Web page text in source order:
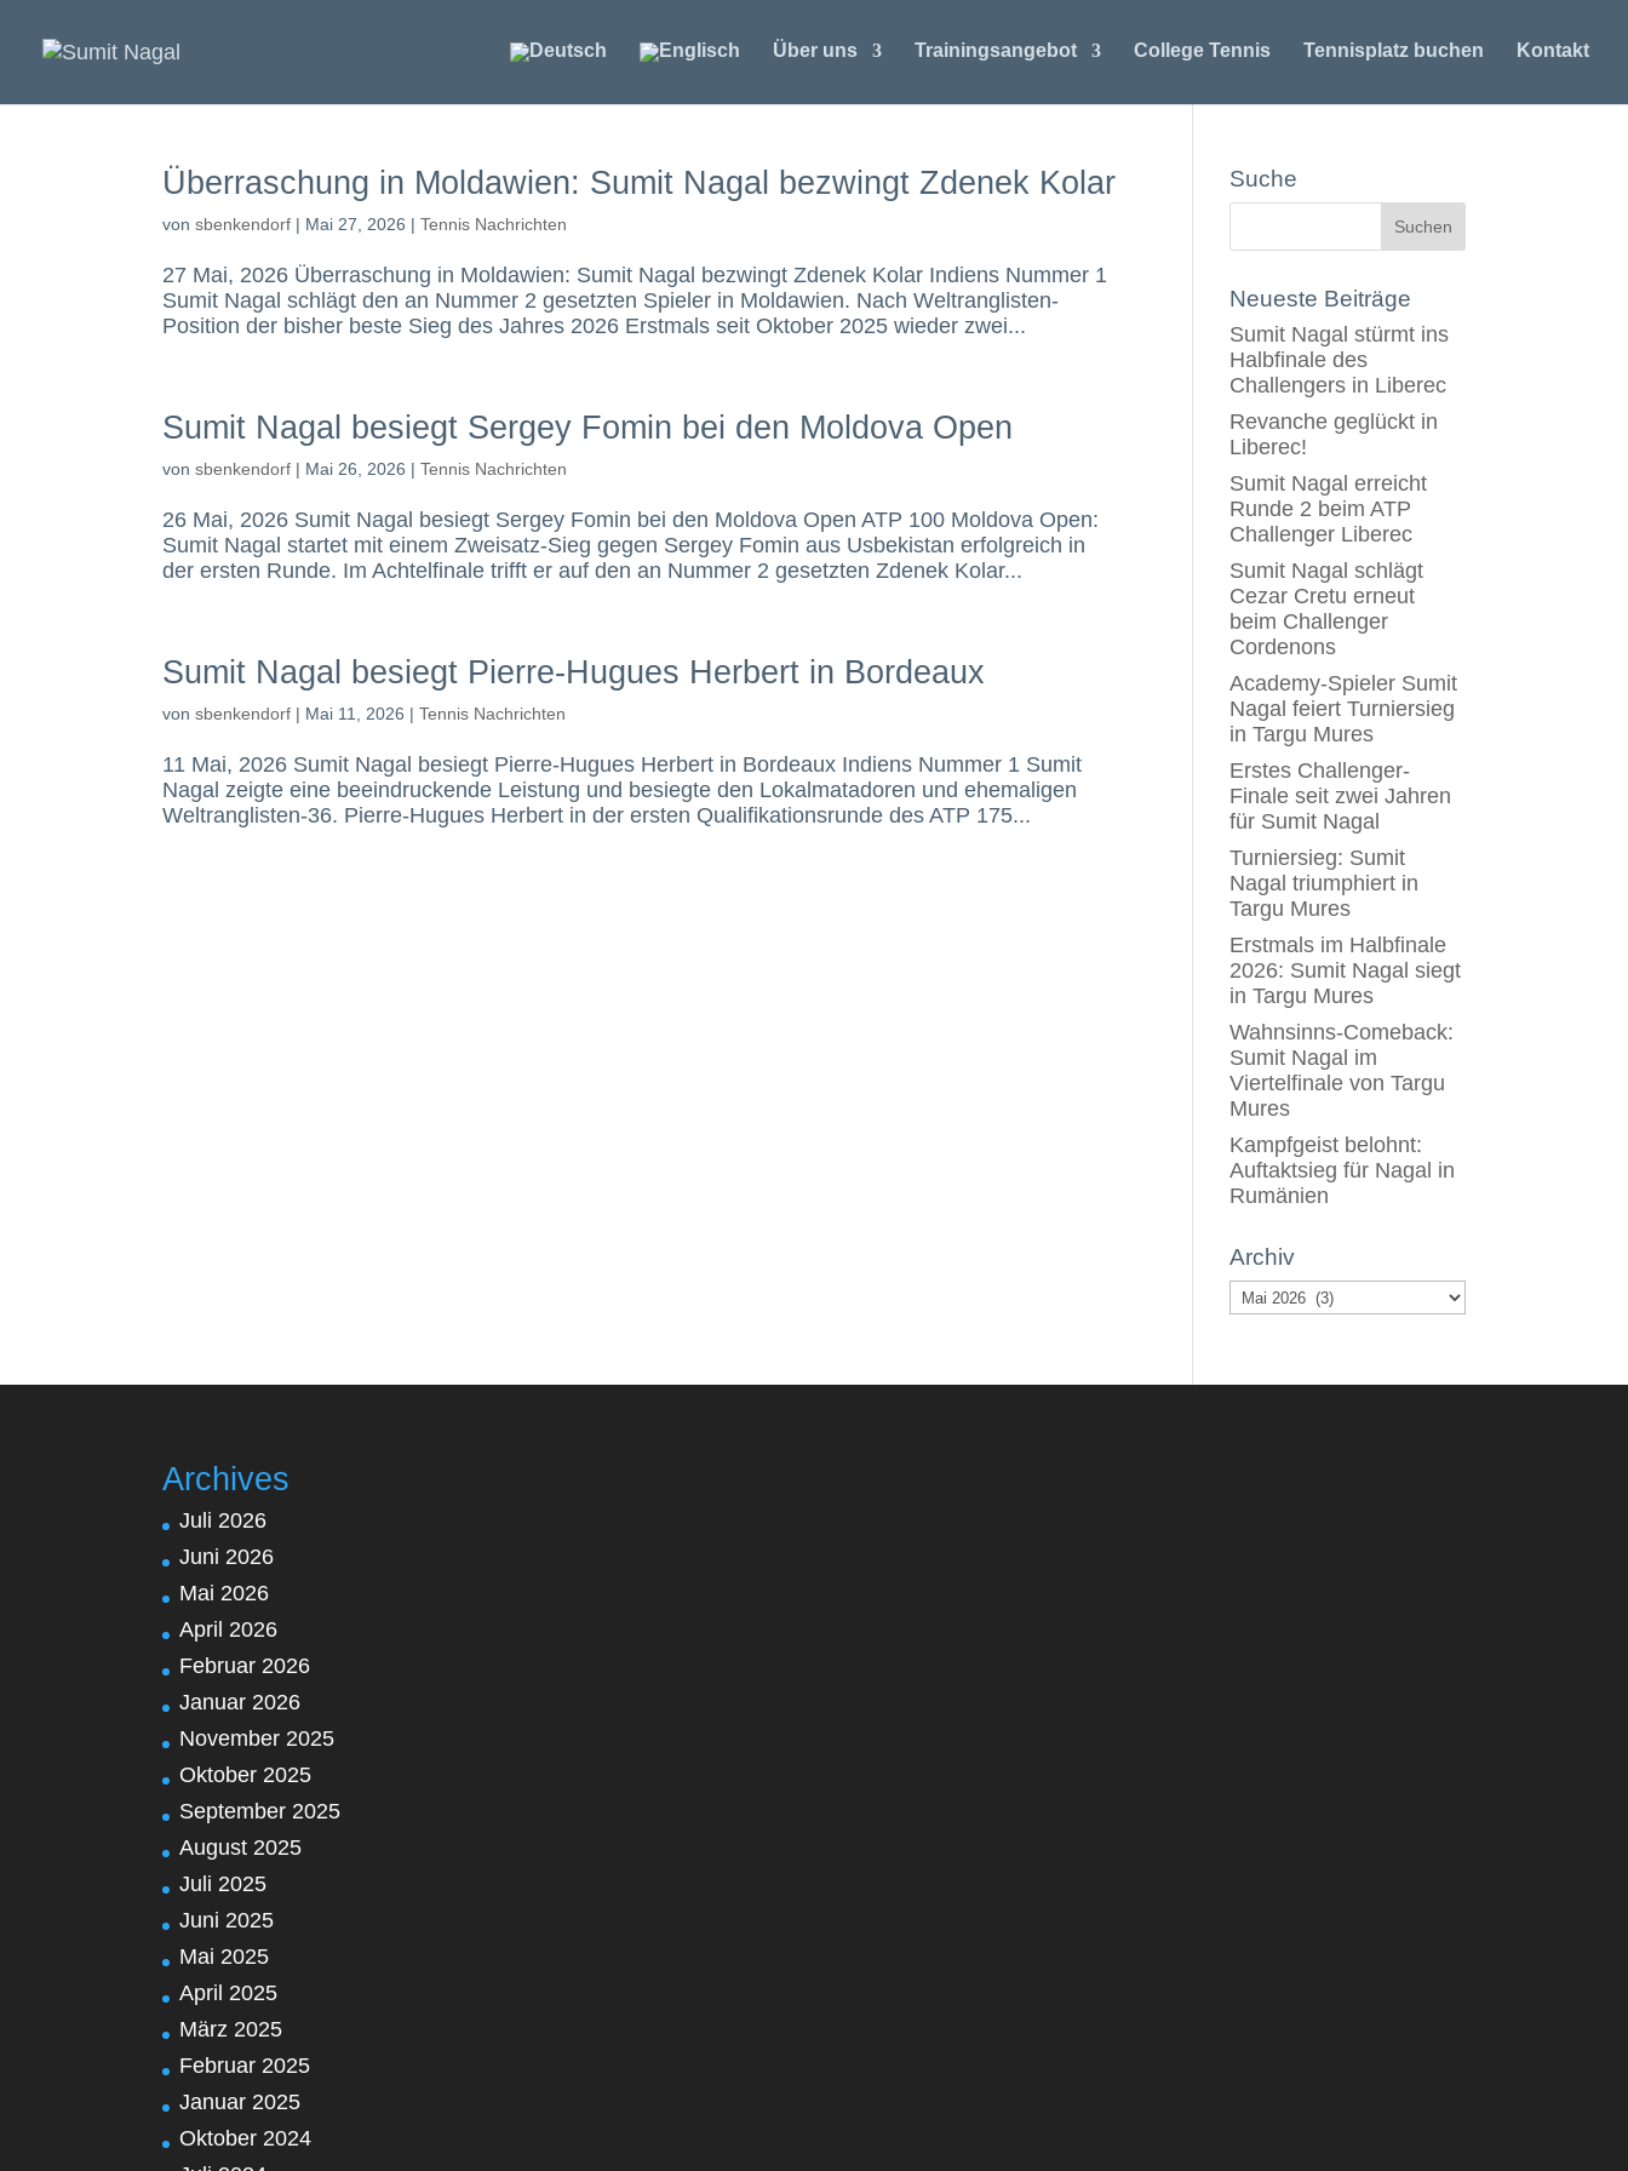
Über uns Trainingsangebot College Tennis Tennisplatz buchen Kontakt
Überraschung in Moldawien: Sumit Nagal bezwingt Zdenek Kolar
vonsbenkendorf | Mai 27, 2026 |Tennis Nachrichten
27 Mai, 2026 Überraschung in Moldawien: Sumit Nagal bezwingt Zdenek Kolar Indiens Nummer 1
Sumit Nagal schlägt den an Nummer 2 gesetzten Spieler in Moldawien. Nach Weltranglisten-
Position der bisher beste Sieg des Jahres 2026 Erstmals seit Oktober 2025 wieder zwei...
Sumit Nagal besiegt Sergey Fomin bei den Moldova Open
vonsbenkendorf | Mai 26, 2026 |Tennis Nachrichten
26 Mai, 2026 Sumit Nagal besiegt Sergey Fomin bei den Moldova Open ATP 100 Moldova Open:
Sumit Nagal startet mit einem Zweisatz-Sieg gegen Sergey Fomin aus Usbekistan erfolgreich in
der ersten Runde. Im Achtelfinale trifft er auf den an Nummer 2 gesetzten Zdenek Kolar...
Sumit Nagal besiegt Pierre-Hugues Herbert in Bordeaux
vonsbenkendorf | Mai 11, 2026 |Tennis Nachrichten
11 Mai, 2026 Sumit Nagal besiegt Pierre-Hugues Herbert in Bordeaux Indiens Nummer 1 Sumit
Nagal zeigte eine beeindruckende Leistung und besiegte den Lokalmatadoren und ehemaligen
Weltranglisten-36. Pierre-Hugues Herbert in der ersten Qualifikationsrunde des ATP 175...
Suche
Neueste Beiträge
Sumit Nagal stürmt ins
Halbfinale des
Challengers in Liberec
Revanche geglückt in
Liberec!
Sumit Nagal erreicht
Runde 2 beim ATP
Challenger Liberec
Sumit Nagal schlägt
Cezar Cretu erneut
beim Challenger
Cordenons
Academy-Spieler Sumit
Nagal feiert Turniersieg
in Targu Mures
Erstes Challenger-
Finale seit zwei Jahren
für Sumit Nagal
Turniersieg: Sumit
Nagal triumphiert in
Targu Mures
Erstmals im Halbfinale
2026: Sumit Nagal siegt
in Targu Mures
Wahnsinns-Comeback:
Sumit Nagal im
Viertelfinale von Targu
Mures
Kampfgeist belohnt:
Auftaktsieg für Nagal in
Rumänien
Archiv
Archiv
Archives
Juli 2026
Juni 2026
Mai 2026
April 2026
Februar 2026
Januar 2026
November 2025
Oktober 2025
September 2025
August 2025
Juli 2025
Juni 2025
Mai 2025
April 2025
März 2025
Februar 2025
Januar 2025
Oktober 2024